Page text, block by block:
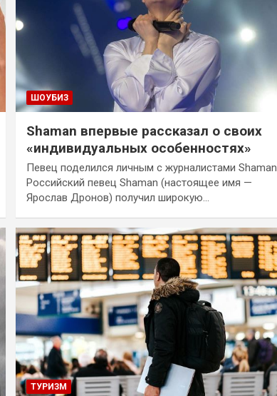
ШОУБИЗ
Shaman впервые рассказал о своих
«индивидуальных особенностях»
Певец поделился личным с журналистами Shaman
Российский певец Shaman (настоящее имя —
Ярослав Дронов) получил широкую…
ТУРИЗМ